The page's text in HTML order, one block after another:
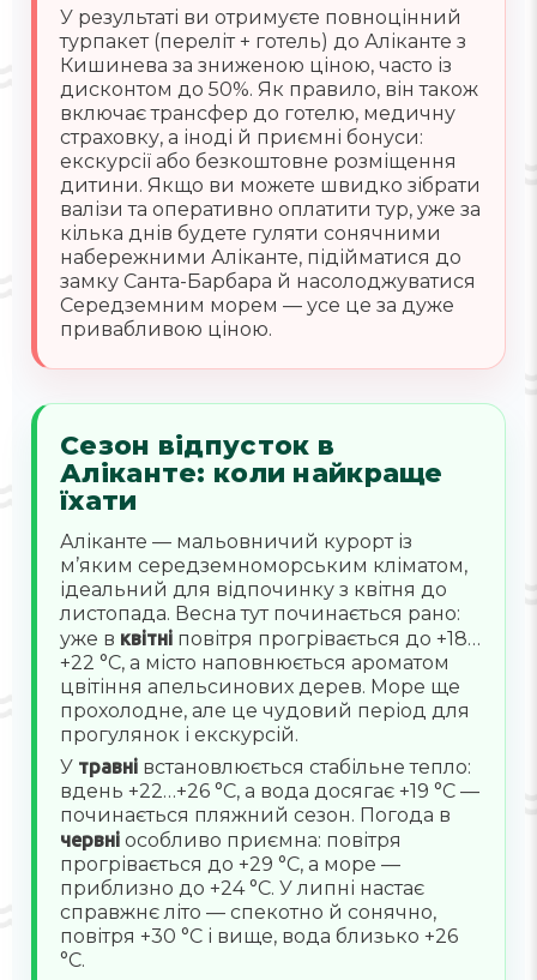
У результаті ви отримуєте повноцінний
турпакет (переліт + готель) до Аліканте з
Кишинева за зниженою ціною, часто із
дисконтом до 50%. Як правило, він також
включає трансфер до готелю, медичну
страховку, а іноді й приємні бонуси:
екскурсії або безкоштовне розміщення
дитини. Якщо ви можете швидко зібрати
валізи та оперативно оплатити тур, уже за
кілька днів будете гуляти сонячними
набережними Аліканте, підійматися до
замку Санта-Барбара й насолоджуватися
Середземним морем — усе це за дуже
привабливою ціною.
Сезон відпусток в
Аліканте: коли найкраще
їхати
Аліканте — мальовничий курорт із
м’яким середземноморським кліматом,
ідеальний для відпочинку з квітня до
листопада. Весна тут починається рано:
уже в квітні повітря прогрівається до +18…
+22 °C, а місто наповнюється ароматом
цвітіння апельсинових дерев. Море ще
прохолодне, але це чудовий період для
прогулянок і екскурсій.
У травні встановлюється стабільне тепло:
вдень +22…+26 °C, а вода досягає +19 °C —
починається пляжний сезон. Погода в
червні особливо приємна: повітря
прогрівається до +29 °C, а море —
приблизно до +24 °C. У липні настає
справжнє літо — спекотно й сонячно,
повітря +30 °C і вище, вода близько +26
°C.